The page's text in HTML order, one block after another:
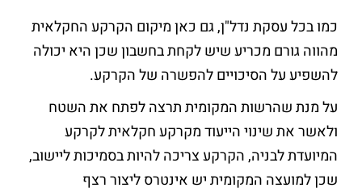
כמו בכל עסקת נדל"ן, גם כאן מיקום הקרקע החקלאית
מהווה גורם מכריע שיש לקחת בחשבון שכן היא יכולה
להשפיע על הסיכויים להפשרה של הקרקע.
על מנת שהרשות המקומית תרצה לפתח את השטח
ולאשר את שינוי הייעוד מקרקע חקלאית לקרקע
המיועדת לבניה, הקרקע צריכה להיות בסמיכות ליישוב,
שכן למועצה המקומית יש אינטרס ליצור רצף